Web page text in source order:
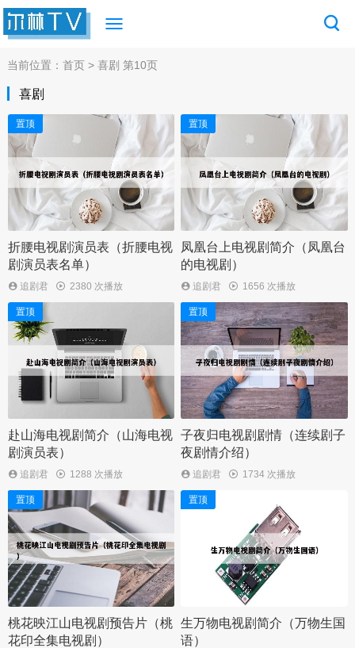
当前位置：首页 > 喜剧 第10页
喜剧
置顶
折腰电视剧演员表（折腰电视
剧演员表名单）
追剧君 2380 次播放
置顶
凤凰台上电视剧简介（凤凰台
的电视剧）
追剧君 1656 次播放
置顶
赴山海电视剧简介（山海电视
剧演员表）
追剧君 1288 次播放
置顶
子夜归电视剧剧情（连续剧子
夜剧情介绍）
追剧君 1734 次播放
置顶
桃花映江山电视剧预告片（桃
花印全集电视剧）
置顶
生万物电视剧简介（万物生国
语）